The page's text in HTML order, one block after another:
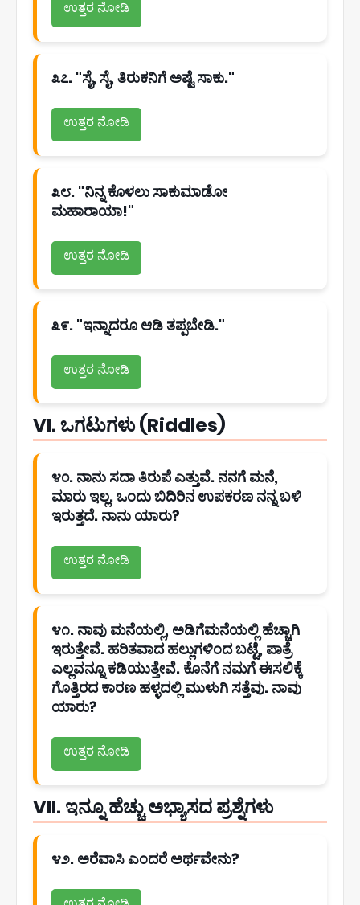
ಉತ್ತರ ನೋಡಿ
೩೭. "ಸೈ, ಸೈ, ತಿರುಕನಿಗೆ ಅಷ್ಟೆ ಸಾಕು."
ಉತ್ತರ ನೋಡಿ
೩೮. "ನಿನ್ನ ಕೊಳಲು ಸಾಕುಮಾಡೋ
ಮಹಾರಾಯಾ!"
ಉತ್ತರ ನೋಡಿ
೩೯. "ಇನ್ನಾದರೂ ಆಡಿ ತಪ್ಪಬೇಡಿ."
ಉತ್ತರ ನೋಡಿ
VI. ಒಗಟುಗಳು (Riddles)
೪೦. ನಾನು ಸದಾ ತಿರುಪೆ ಎತ್ತುವೆ. ನನಗೆ ಮನೆ,
ಮಾರು ಇಲ್ಲ. ಒಂದು ಬಿದಿರಿನ ಉಪಕರಣ ನನ್ನ ಬಳಿ
ಇರುತ್ತದೆ. ನಾನು ಯಾರು?
ಉತ್ತರ ನೋಡಿ
೪೧. ನಾವು ಮನೆಯಲ್ಲಿ, ಅಡಿಗೆಮನೆಯಲ್ಲಿ ಹೆಚ್ಚಾಗಿ
ಇರುತ್ತೇವೆ. ಹರಿತವಾದ ಹಲ್ಲುಗಳಿಂದ ಬಟ್ಟೆ, ಪಾತ್ರೆ
ಎಲ್ಲವನ್ನೂ ಕಡಿಯುತ್ತೇವೆ. ಕೊನೆಗೆ ನಮಗೆ ಈಸಲಿಕ್ಕೆ
ಗೊತ್ತಿರದ ಕಾರಣ ಹಳ್ಳದಲ್ಲಿ ಮುಳುಗಿ ಸತ್ತೆವು. ನಾವು
ಯಾರು?
ಉತ್ತರ ನೋಡಿ
VII. ಇನ್ನೂ ಹೆಚ್ಚು ಅಭ್ಯಾಸದ ಪ್ರಶ್ನೆಗಳು
೪೨. ಅರೆವಾಸಿ ಎಂದರೆ ಅರ್ಥವೇನು?